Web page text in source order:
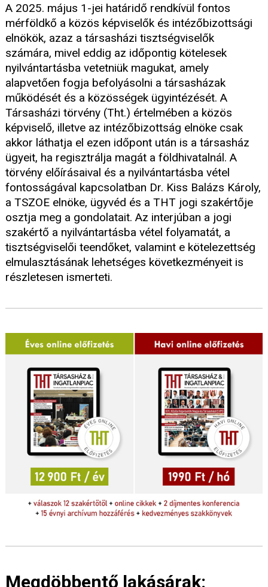
A 2025. május 1-jei határidő rendkívül fontos
mérföldkő a közös képviselők és intézőbizottsági
elnökök, azaz a társasházi tisztségviselők
számára, mivel eddig az időpontig kötelesek
nyilvántartásba vetetniük magukat, amely
alapvetően fogja befolyásolni a társasházak
működését és a közösségek ügyintézését. A
Társasházi törvény (Tht.) értelmében a közös
képviselő, illetve az intézőbizottság elnöke csak
akkor láthatja el ezen időpont után is a társasház
ügyeit, ha regisztrálja magát a földhivatalnál. A
törvény előírásaival és a nyilvántartásba vétel
fontosságával kapcsolatban Dr. Kiss Balázs Károly,
a TSZOE elnöke, ügyvéd és a THT jogi szakértője
osztja meg a gondolatait. Az interjúban a jogi
szakértő a nyilvántartásba vétel folyamatát, a
tisztségviselői teendőket, valamint e kötelezettség
elmulasztásának lehetséges következményeit is
részletesen ismerteti.
Megdöbbentő lakásárak: